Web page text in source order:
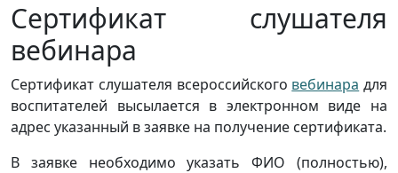
Сертификат слушателя
вебинара
Сертификат слушателя всероссийского вебинара для
воспитателей высылается в электронном виде на
адрес указанный в заявке на получение сертификата.
В заявке необходимо указать ФИО (полностью),